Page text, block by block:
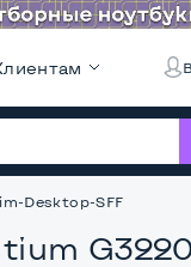
Desktop-SFF